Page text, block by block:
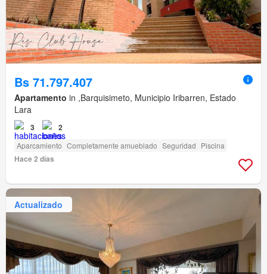
Bs 71.797.407
Apartamento in ,Barquisimeto, Municipio Iribarren, Estado
Lara
3 2
Aparcamiento Completamente amueblado Seguridad Piscina
Hace 2 días
Actualizado